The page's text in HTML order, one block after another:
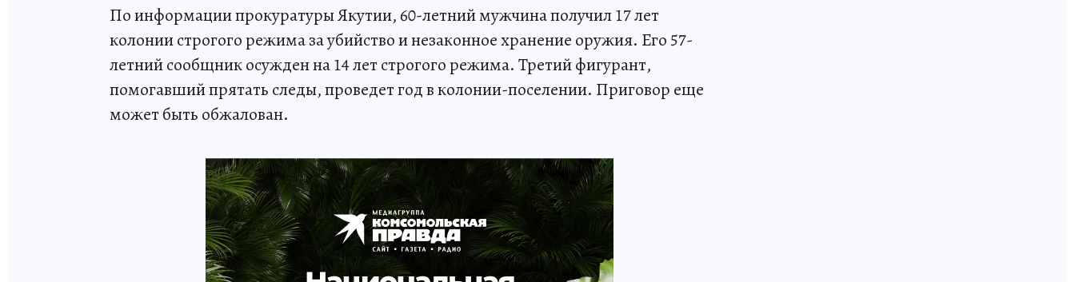
По информации прокуратуры Якутии, 60-летний мужчина получил 17 лет
колонии строгого режима за убийство и незаконное хранение оружия. Его 57-
летний сообщник осужден на 14 лет строгого режима. Третий фигурант,
помогавший прятать следы, проведет год в колонии-поселении. Приговор еще
может быть обжалован.